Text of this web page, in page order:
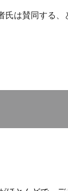
氏は賛同する、